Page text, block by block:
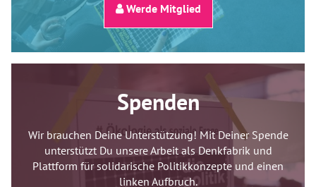
Werde Mitglied
Spenden
Wir brauchen Deine Unterstützung! Mit Deiner Spende
unterstützt Du unsere Arbeit als Denkfabrik und
Plattform für solidarische Politikkonzepte und einen
linken Aufbruch.